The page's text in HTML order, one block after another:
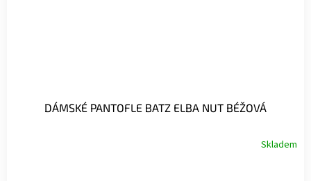
DÁMSKÉ PANTOFLE BATZ ELBA NUT BÉŽOVÁ
Skladem